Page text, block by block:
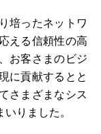
培ったネットワ
える信頼性の高
お客さまのビジ
に貢献するとと
さまざまなシス
りました。